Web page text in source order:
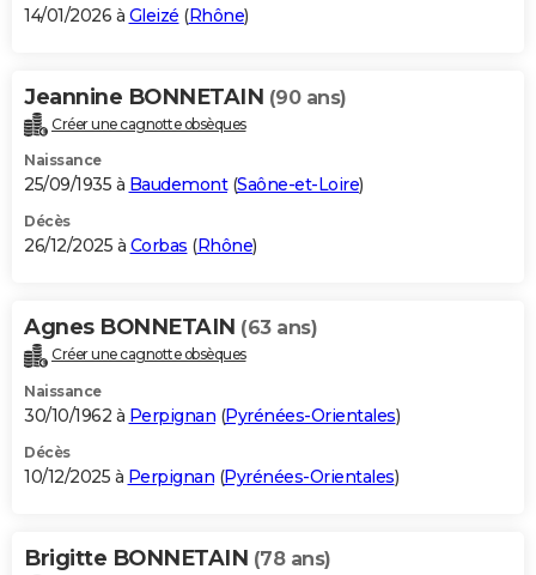
14/01/2026 à Gleizé (Rhône)
Jeannine BONNETAIN (90 ans)
Créer une cagnotte obsèques
Naissance
25/09/1935 à Baudemont(Saône-et-Loire)
Décès
26/12/2025 à Corbas (Rhône)
Agnes BONNETAIN (63 ans)
Créer une cagnotte obsèques
Naissance
30/10/1962 à Perpignan (Pyrénées-Orientales)
Décès
10/12/2025 à Perpignan (Pyrénées-Orientales)
Brigitte BONNETAIN (78 ans)